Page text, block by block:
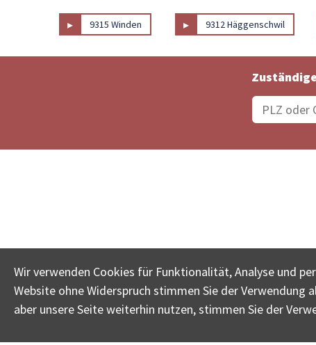
▸ 9315 Winden ▸ 9312 Häggenschwil
Wir verwenden Cookies für Funktionalität, Analyse und
Website ohne Widerspruch stimmen Sie der Verwendung
aber unsere Seite weiterhin nutzen, stimmen Sie der